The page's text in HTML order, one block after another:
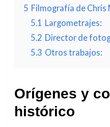
5 Filmografía de Chris
5.1 Largometrajes:
5.2 Director de
5.3 Otros trabajos:
Orígenes y
histórico